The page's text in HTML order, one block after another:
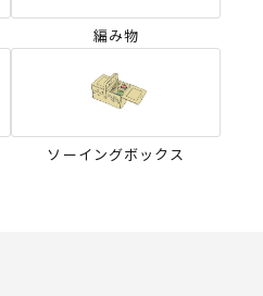
編み物
ソーイングボックス